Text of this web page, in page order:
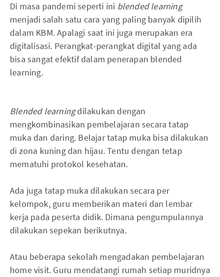
Di masa pandemi seperti ini blended learning
menjadi salah satu cara yang paling banyak dipilih
dalam KBM. Apalagi saat ini juga merupakan era
digitalisasi. Perangkat-perangkat digital yang ada
bisa sangat efektif dalam penerapan blended
learning.
Blended learningdilakukan dengan
mengkombinasikan pembelajaran secara tatap
muka dan daring. Belajar tatap muka bisa dilakukan
di zona kuning dan hijau. Tentu dengan tetap
mematuhi protokol kesehatan.
Ada juga tatap muka dilakukan secara per
kelompok, guru memberikan materi dan lembar
kerja pada peserta didik. Dimana pengumpulannya
dilakukan sepekan berikutnya.
Atau beberapa sekolah mengadakan pembelajaran
home visit. Guru mendatangi rumah setiap muridnya